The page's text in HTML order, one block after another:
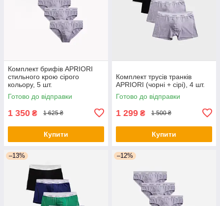
Комплект брифів APRIORI
стильного крою сірого
кольору, 5 шт.
Готово до відправки
1 350 ₴ 1 625 ₴
Купити
Комплект трусів транків
APRIORI (чорні + сірі), 4 шт.
Готово до відправки
1 299 ₴ 1 500 ₴
Купити
–13% –12%